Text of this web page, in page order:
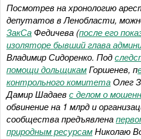
Посмотрев на хронологию
депутатов в Ленобласти,
ЗакСа Федичева (после его
изоляторе бывший глава
Владимир Сидоренко. Под
помощи дольщикамГоршенев, п
контрольного комитетаОлег
Дамир Шадаевс делом о
обвинение на 1 млрд и
сообщества предъявлена
природным ресурсамНиколаю